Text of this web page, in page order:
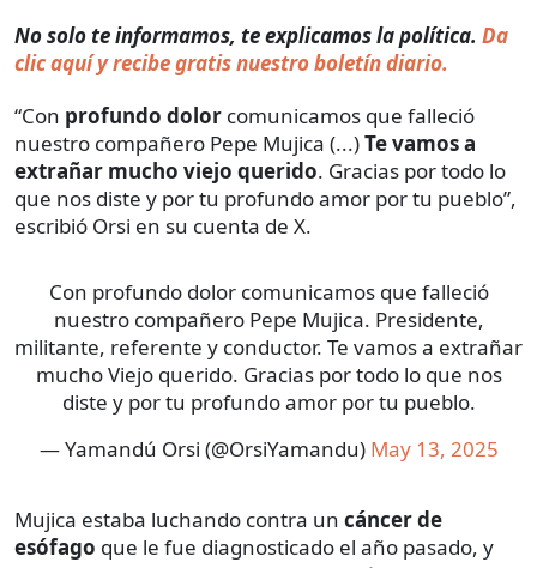
No solo te informamos, te explicamos la política. Da
clic aquí y recibe gratis nuestro boletín diario.
“Con profundo dolor comunicamos que falleció
nuestro compañero Pepe Mujica (...)Te vamos a
extrañar mucho viejo querido. Gracias por todo lo
que nos diste y por tu profundo amor por tu pueblo”,
escribió Orsi en su cuenta de X.
Con profundo dolor comunicamos que falleció
nuestro compañero Pepe Mujica. Presidente,
militante, referente y conductor. Te vamos a extrañar
mucho Viejo querido. Gracias por todo lo que nos
diste y por tu profundo amor por tu pueblo.
— Yamandú Orsi (@OrsiYamandu) May 13, 2025
Mujica estaba luchando contra un cáncer de
esófago que le fue diagnosticado el año pasado, y